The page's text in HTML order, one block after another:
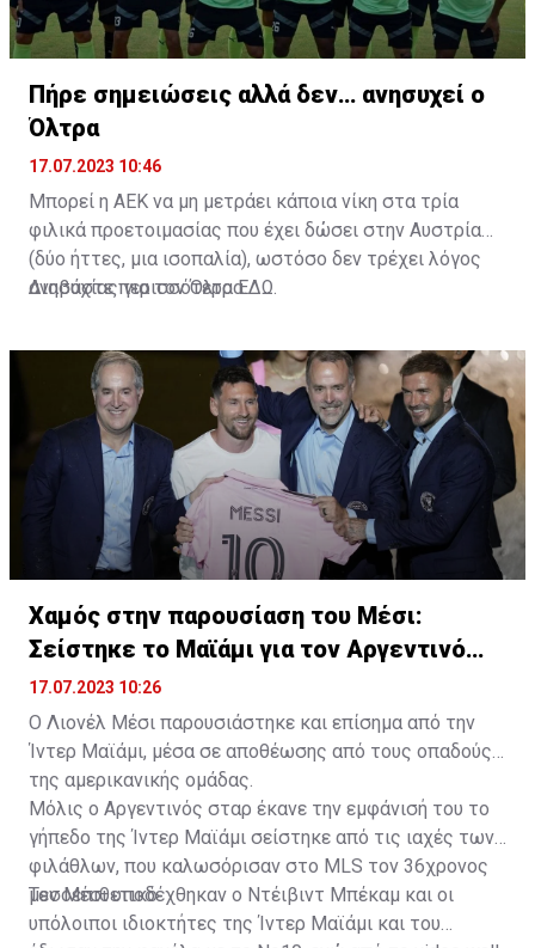
Πήρε σημειώσεις αλλά δεν… ανησυχεί ο
Όλτρα
17.07.2023 10:46
Μπορεί η ΑΕΚ να μη μετράει κάποια νίκη στα τρία
φιλικά προετοιμασίας που έχει δώσει στην Αυστρία
(δύο ήττες, μια ισοπαλία), ωστόσο δεν τρέχει λόγος
ανησυχίας για τον Όλτρα.
Διαβάστε περισσότεραΕΔΩ.
Χαμός στην παρουσίαση του Μέσι:
Σείστηκε το Μαϊάμι για τον Αργεντινό
σταρ
17.07.2023 10:26
Ο Λιονέλ Μέσι παρουσιάστηκε και επίσημα από την
Ίντερ Μαϊάμι, μέσα σε αποθέωσης από τους οπαδούς
της αμερικανικής ομάδας.
Μόλις ο Αργεντινός σταρ έκανε την εμφάνισή του το
γήπεδο της Ίντερ Μαϊάμι σείστηκε από τις ιαχές των
φιλάθλων, που καλωσόρισαν στο MLS τον 36χρονος
μεσοεπιθετικό.
Τον Μέσι υποδέχθηκαν ο Ντέιβιντ Μπέκαμ και οι
υπόλοιποι ιδιοκτήτες της Ίντερ Μαϊάμι και του